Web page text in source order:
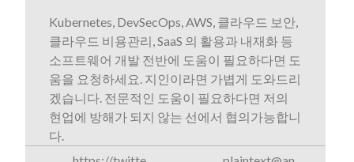
Kubernetes, DevSecOps, AWS, 클라우드 보안,
클라우드 비용관리, SaaS 의 활용과 내재화 등
소프트웨어 개발 전반에 도움이 필요하다면 도
움을 요청하세요. 지인이라면 가볍게 도와드리
겠습니다. 전문적인 도움이 필요하다면 저의
현업에 방해가 되지 않는 선에서 협의가능합니
다.